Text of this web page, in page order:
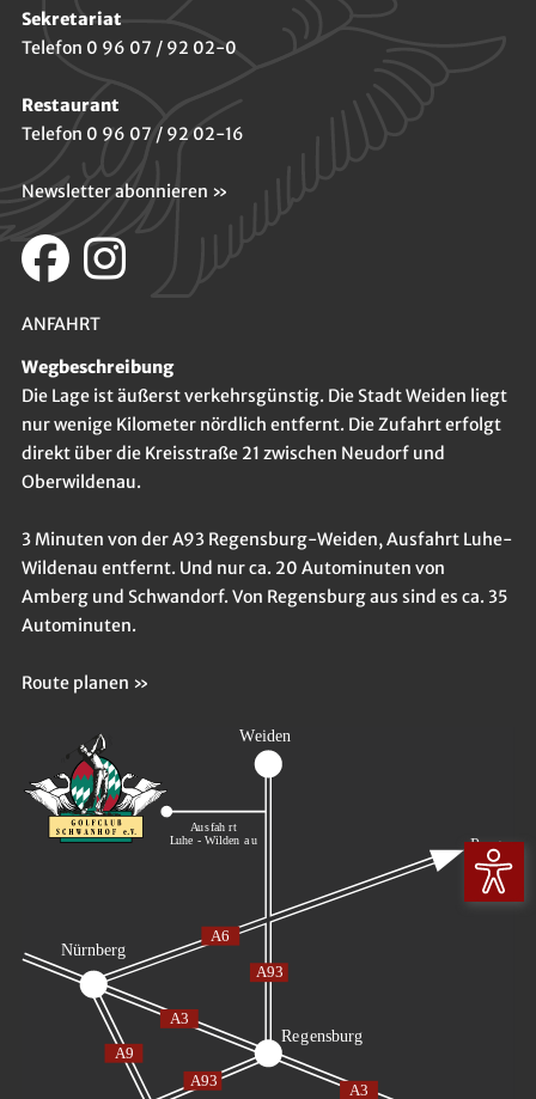
Sekretariat
Telefon 0 96 07 / 92 02-0
Restaurant
Telefon 0 96 07 / 92 02-16
Newsletter abonnieren »
ANFAHRT
Wegbeschreibung
Die Lage ist äußerst verkehrsgünstig. Die Stadt Weiden liegt
nur wenige Kilometer nördlich entfernt. Die Zufahrt erfolgt
direkt über die Kreisstraße 21 zwischen Neudorf und
Oberwildenau.
3 Minuten von der A93 Regensburg-Weiden, Ausfahrt Luhe-
Wildenau entfernt. Und nur ca. 20 Autominuten von
Amberg und Schwandorf. Von Regensburg aus sind es ca. 35
Autominuten.
Route planen »